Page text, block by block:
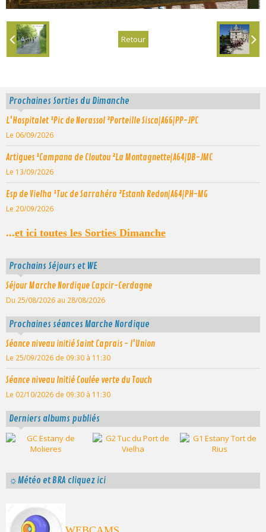
Retour
Prochaines Sorties du Dimanche
L'Hospitalet ¹Pic de Nerassol ²Porteille Sisca|A66|PP-JPC
Le 06/09/2026
Artigues ¹Campana de Cloutou ²La Montagnette|A64|DB-JMC
Le 13/09/2026
Esp de Vielha ¹Tuc de Sarrahéra ²Estanh Redon|A64|PH-MG
Le 20/09/2026
...et ici toutes les Sorties Dimanche
Prochains Séjours et WE
Séjour Marche Nordique Capcir-Cerdagne
Du 25/08/2026 au 28/08/2026
Prochaines séances Marche Nordique
Séance niveau initié Saint Caprais - l'Union
Le 25/09/2026 de 09:30 à 11:30
Séance niveau Initié Coulée verte du Touch
Le 02/10/2026 de 09:30 à 11:30
Derniers albums publiés
☼Météo et BRA cliquez ici